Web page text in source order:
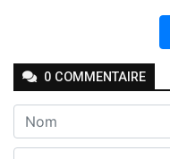
0 COMMENTAIRE